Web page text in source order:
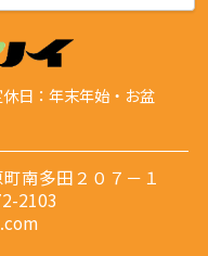
休日：年末年始・お盆
南多田２０７－１
2103